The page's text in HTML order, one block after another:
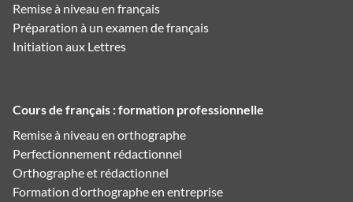
Remise à niveau en français
Préparation à un examen de français
Initiation aux Lettres
Cours de français : formation professionnelle
Remise à niveau en orthographe
Perfectionnement rédactionnel
Orthographe et rédactionnel
Formation d’orthographe en entreprise